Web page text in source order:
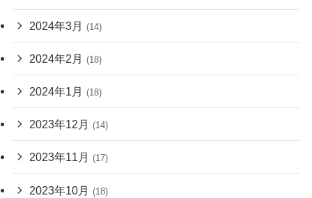
2024年3月 (14)
2024年2月 (18)
2024年1月 (18)
2023年12月 (14)
2023年11月 (17)
2023年10月 (18)